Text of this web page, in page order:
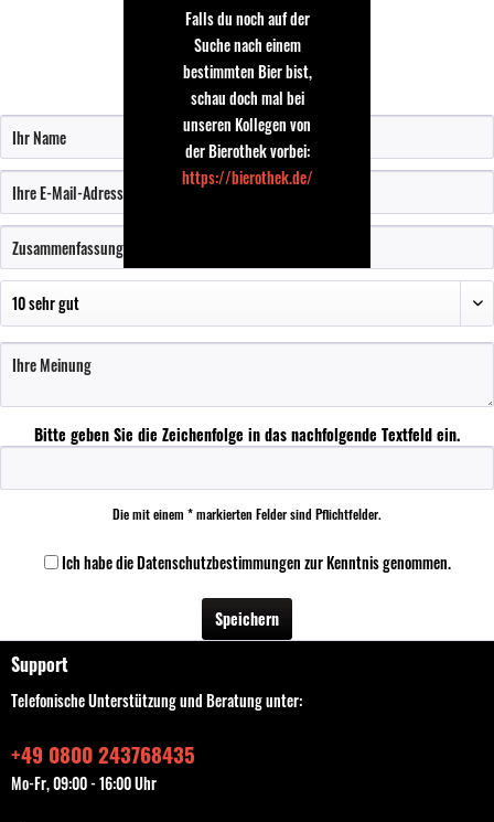
Sommerbier
Bewertung schreiben
Bitte geben Sie die Zeichenfolge in das nachfolgende Textfeld ein.
Die mit einem * markierten Felder sind Pflichtfelder.
Ich habe dieDatenschutzbestimmungenzur Kenntnis genommen.
Speichern
Support
Telefonische Unterstützung und Beratung unter:
+49 0800 243768435
Mo-Fr, 09:00 - 16:00 Uhr
Falls du noch auf der
Suche nach einem
bestimmten Bier bist,
schau doch mal bei
unseren Kollegen von
der Bierothek vorbei:
https://bierothek.de/